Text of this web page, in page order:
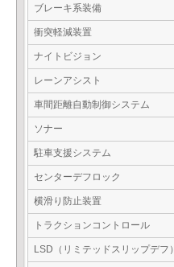
ブレーキ系装備
衝突軽減装置
ナイトビジョン
レーンアシスト
車間距離自動制御システム
ソナー
駐車支援システム
センターデフロック
横滑り防止装置
トラクションコントロール
LSD（リミテッドスリップデフ）